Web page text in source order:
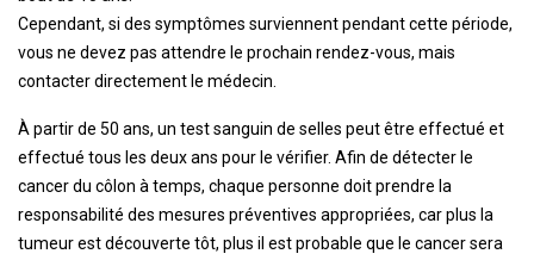
Cependant, si des symptômes surviennent pendant cette période,
vous ne devez pas attendre le prochain rendez-vous, mais
contacter directement le médecin.
À partir de 50 ans, un test sanguin de selles peut être effectué et
effectué tous les deux ans pour le vérifier. Afin de détecter le
cancer du côlon à temps, chaque personne doit prendre la
responsabilité des mesures préventives appropriées, car plus la
tumeur est découverte tôt, plus il est probable que le cancer sera